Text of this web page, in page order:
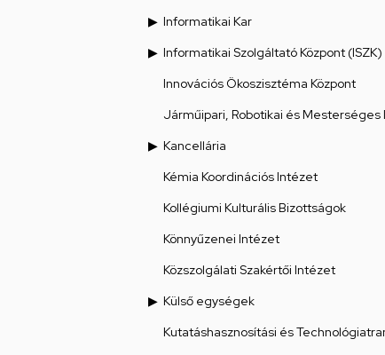
Informatikai Kar
Informatikai Szolgáltató Központ (ISZK)
Innovációs Ökoszisztéma Központ
Járműipari, Robotikai és
Kancellária
Kémia Koordinációs Intézet
Kollégiumi Kulturális Bizottságok
Könnyűzenei Intézet
Közszolgálati Szakértői Intézet
Külső egységek
Kutatáshasznosítási és